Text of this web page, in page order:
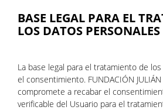
BASE LEGAL PARA EL
LOS DATOS PERSONALES
La base legal para el tratamiento de
el consentimiento. FUNDACIÓN JULIÁN
compromete a recabar el
verificable del Usuario para el